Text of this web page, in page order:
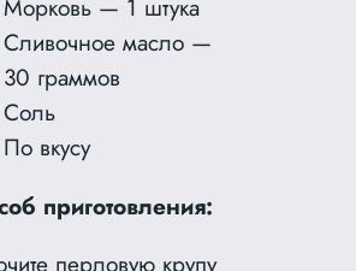
Морковь — 1 штука
Сливочное масло —
30 граммов
Соль
По вкусу
приготовления:
перловую крупу